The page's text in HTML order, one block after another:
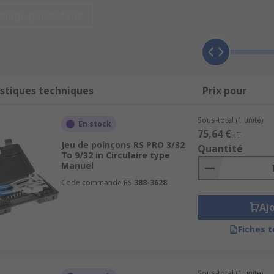
créer le filetage des vis. Cela permet d'ajouter un filet à
des filières correspondant à tous les types et
sur un porte-filière, une poignée qui permet de les
des outils d'usinage mais ils servent à former les
filières, les tarauds sont disponibles dans toutes les
techniques Prix pour
En stock
Jeu de poinçons RS PRO 3/32
To 9/32 in Circulaire type
Manuel
Code commande RS 388-3628
Sous-total (1 unité)
75,64 €HT
Quantité
Fiches